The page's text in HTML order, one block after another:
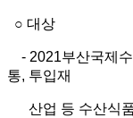
○ 대상
- 2021부산국제수
통, 투입재
산업 등 수산식품